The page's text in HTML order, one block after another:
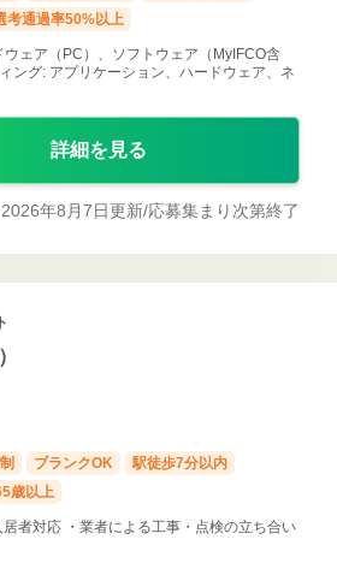
考通過率50%以上
ェア（PC）、ソフトウェア（MyIFCO含
ング: アプリケーション、ハードウェア、ネ
詳細を見る
2026年8月7日更新/応募集まり次第終了
ブランクOK
駅徒歩7分以内
歳以上
者対応 ・業者による工事・点検の立ち合い